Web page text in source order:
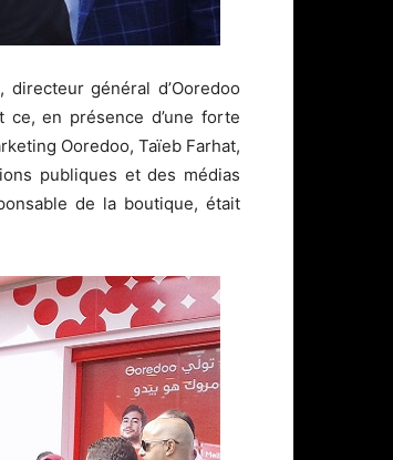
général d’Ooredoo
ce, en présence d’une forte
Ooredoo, Taïeb Farhat,
publiques et des médias
de la boutique, était